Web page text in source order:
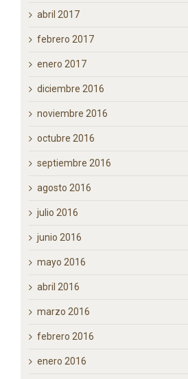
abril 2017
febrero 2017
enero 2017
diciembre 2016
noviembre 2016
octubre 2016
septiembre 2016
agosto 2016
julio 2016
junio 2016
mayo 2016
abril 2016
marzo 2016
febrero 2016
enero 2016